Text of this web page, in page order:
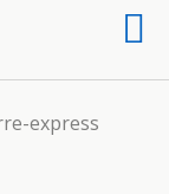
express